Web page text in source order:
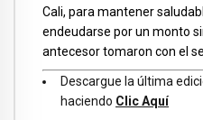
Cali, para mantener
endeudarse por un monto
antecesor tomaron con el
Descargue la última
haciendo Clic Aquí